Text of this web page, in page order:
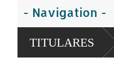
TITULARES